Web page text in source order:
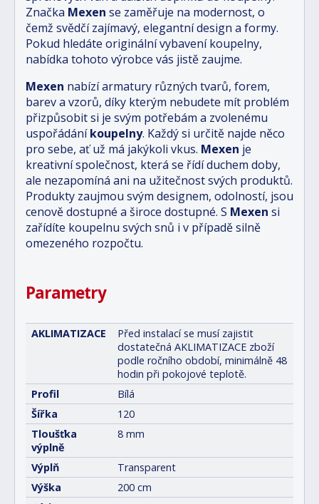
Značka Mexen se zaměřuje na modernost, o
čemž svědčí zajímavý, elegantní design a formy.
Pokud hledáte originální vybavení koupelny,
nabídka tohoto výrobce vás jistě zaujme.
Mexen nabízí armatury různých tvarů, forem,
barev a vzorů, díky kterým nebudete mít problém
přizpůsobit si je svým potřebám a zvolenému
uspořádáníkoupelny. Každý si určitě najde něco
pro sebe, ať už má jakýkoli vkus. Mexen je
kreativní společnost, která se řídí duchem doby,
ale nezapomíná ani na užitečnost svých produktů.
Produkty zaujmou svým designem, odolností, jsou
cenově dostupné a široce dostupné. S Mexen si
zařídíte koupelnu svých snů i v případě silně
omezeného rozpočtu.
Parametry
AKLIMATIZACE
Před instalací se musí zajistit
dostatečná AKLIMATIZACE zboží
podle ročního období, minimálně 48
hodin při pokojové teplotě.
Profil
Bílá
Šířka
120
Tloušťka
výplně
8 mm
Výplň
Transparent
Výška
200 cm